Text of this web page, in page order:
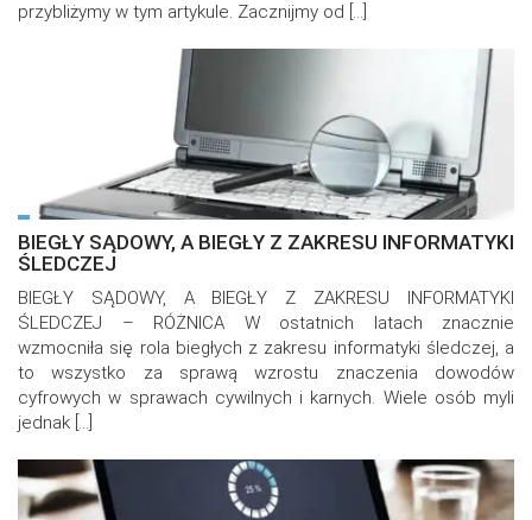
przybliżymy w tym artykule. Zacznijmy od […]
BIEGŁY SĄDOWY, A BIEGŁY Z ZAKRESU INFORMATYKI
ŚLEDCZEJ
BIEGŁY SĄDOWY, A BIEGŁY Z ZAKRESU INFORMATYKI
ŚLEDCZEJ – RÓŻNICA W ostatnich latach znacznie
wzmocniła się rola biegłych z zakresu informatyki śledczej, a
to wszystko za sprawą wzrostu znaczenia dowodów
cyfrowych w sprawach cywilnych i karnych. Wiele osób myli
jednak […]